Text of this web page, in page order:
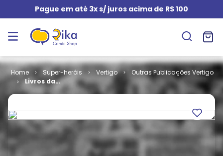
Pague em até 3x s/ juros acima de R$ 100
Super-heróis Vertigo
Outras Publicações Vertigo
Livros da
Magia -
Encadernada